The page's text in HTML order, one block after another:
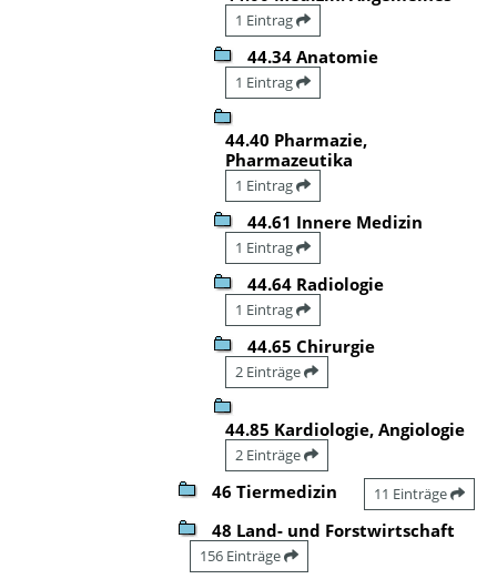
1 Eintrag
44.34 Anatomie
1 Eintrag
44.40 Pharmazie,
Pharmazeutika
1 Eintrag
44.61 Innere Medizin
1 Eintrag
44.64 Radiologie
1 Eintrag
44.65 Chirurgie
2 Einträge
44.85 Kardiologie, Angiologie
2 Einträge
46 Tiermedizin 11 Einträge
48 Land- und Forstwirtschaft
156 Einträge